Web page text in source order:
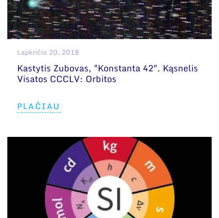
Lapkričio 20, 2018
Kastytis Zubovas, "Konstanta 42". Kąsnelis
Visatos CCCLV: Orbitos
PLAČIAU